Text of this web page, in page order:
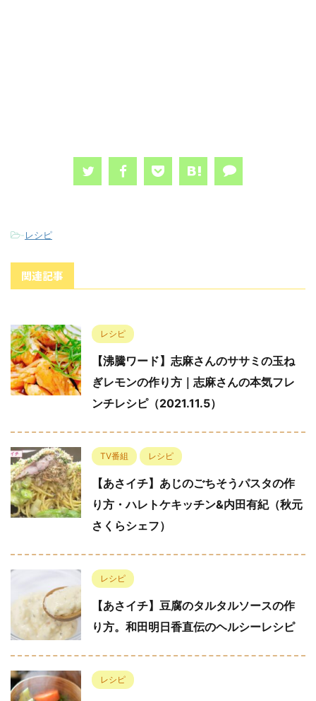
-レシピ
関連記事
レシピ
【沸騰ワード】志麻さんのササミの玉ね
ぎレモンの作り方｜志麻さんの本気フレ
ンチレシピ（2021.11.5）
TV番組 レシピ
【あさイチ】あじのごちそうパスタの作
り方・ハレトケキッチン&内田有紀（秋元
さくらシェフ）
レシピ
【あさイチ】豆腐のタルタルソースの作
り方。和田明日香直伝のヘルシーレシピ
レシピ